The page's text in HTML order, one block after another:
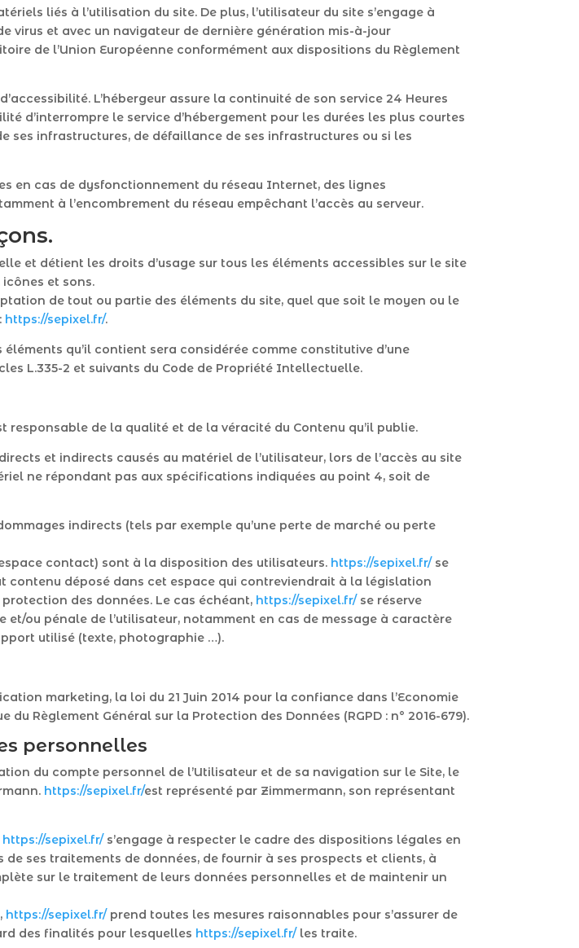
liés à l’utilisation du site. De plus, l’utilisateur du site s’engage à
virus et avec un navigateur de dernière génération mis-à-jour
de l’Union Européenne conformément aux dispositions du Règlement
L’hébergeur assure la continuité de son service 24 Heures
d’interrompre le service d’hébergement pour les durées les plus courtes
ses infrastructures, de défaillance de ses infrastructures ou si les
en cas de dysfonctionnement du réseau Internet, des lignes
à l’encombrement du réseau empêchant l’accès au serveur.
et détient les droits d’usage sur tous les éléments accessibles sur le site
et sons.
de tout ou partie des éléments du site, quel que soit le moyen ou le
https://sepixel.fr/.
qu’il contient sera considérée comme constitutive d’une
L.335-2 et suivants du Code de Propriété Intellectuelle.
responsable de la qualité et de la véracité du Contenu qu’il publie.
et indirects causés au matériel de l’utilisateur, lors de l’accès au site
ne répondant pas aux spécifications indiquées au point 4, soit de
indirects (tels par exemple qu’une perte de marché ou perte
contact) sont à la disposition des utilisateurs. https://sepixel.fr/se
contenu déposé dans cet espace qui contreviendrait à la législation
des données. Le cas échéant, https://sepixel.fr/se réserve
ou pénale de l’utilisateur, notamment en cas de message à caractère
utilisé (texte, photographie …).
marketing, la loi du 21 Juin 2014 pour la confiance dans l’Economie
Règlement Général sur la Protection des Données (RGPD : n° 2016-679).
personnelles
du compte personnel de l’Utilisateur et de sa navigation sur le Site, le
https://sepixel.fr/est représenté par Zimmermann, son représentant
https://sepixel.fr/s’engage à respecter le cadre des dispositions légales en
ses traitements de données, de fournir à ses prospects et clients, à
sur le traitement de leurs données personnelles et de maintenir un
https://sepixel.fr/prend toutes les mesures raisonnables pour s’assurer de
des finalités pour lesquelles https://sepixel.fr/les traite.